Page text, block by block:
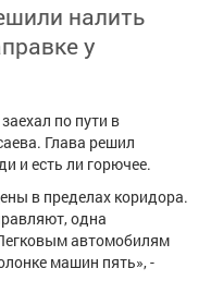
Услуги
Компании
налить
у
по пути в
Глава решил
и есть ли горючее.
в пределах коридора.
одна
автомобилям
машин пять», -